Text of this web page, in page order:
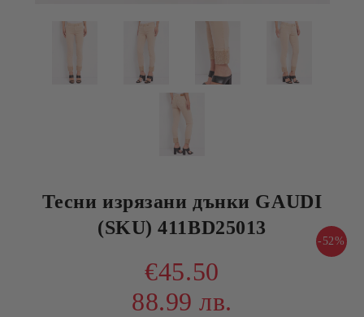
Тесни изрязани дънки GAUDI
(SKU) 411BD25013
-52%
€45.50
88.99 лв.